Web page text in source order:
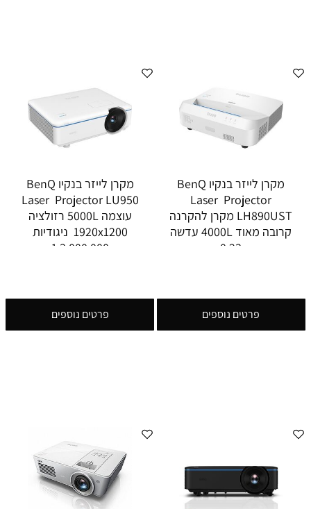
מקרן לייזר בנקיו BenQ
Laser Projector
LH890UST מקרן להקרנה
קרובה מאוד 4000L עדשה
0.23
פרטים נוספים
מקרן לייזר בנקיו BenQ
Laser Projector LU950
עוצמה 5000L רזולציה
1920x1200 ניגודיות
1:3,000,000
פרטים נוספים